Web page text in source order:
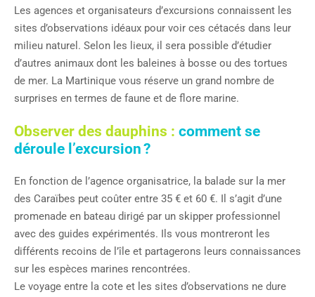
Les agences et organisateurs d’excursions connaissent les
sites d’observations idéaux pour voir ces cétacés dans leur
milieu naturel. Selon les lieux, il sera possible d’étudier
d’autres animaux dont les baleines à bosse ou des tortues
de mer. La Martinique vous réserve un grand nombre de
surprises en termes de faune et de flore marine.
Observer des dauphins : comment se
déroule l’excursion ?
En fonction de l’agence organisatrice, la balade sur la mer
des Caraïbes peut coûter entre 35 € et 60 €. Il s’agit d’une
promenade en bateau dirigé par un skipper professionnel
avec des guides expérimentés. Ils vous montreront les
différents recoins de l’île et partagerons leurs connaissances
sur les espèces marines rencontrées.
Le voyage entre la cote et les sites d’observations ne dure